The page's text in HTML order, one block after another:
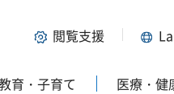
閲覧支援
育・子育て 医療・健